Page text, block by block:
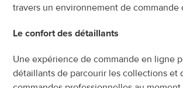
travers un environnement de commande
Le confort des détaillants
Une expérience de commande en ligne
détaillants de parcourir les collections et